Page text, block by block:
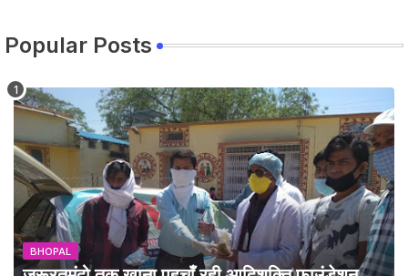
Popular Posts
BHOPAL